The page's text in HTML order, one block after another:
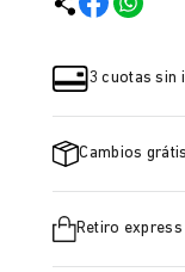
3 cuotas sin
Cambios
Retiro express